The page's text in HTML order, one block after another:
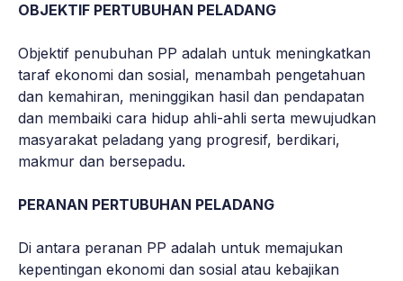
OBJEKTIF PERTUBUHAN PELADANG
Objektif penubuhan PP adalah untuk meningkatkan
taraf ekonomi dan sosial, menambah pengetahuan
dan kemahiran, meninggikan hasil dan pendapatan
dan membaiki cara hidup ahli-ahli serta mewujudkan
masyarakat peladang yang progresif, berdikari,
makmur dan bersepadu.
PERANAN PERTUBUHAN PELADANG
Di antara peranan PP adalah untuk memajukan
kepentingan ekonomi dan sosial atau kebajikan